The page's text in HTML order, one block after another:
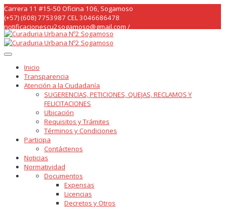
Skip
to
content
Carrera 11 #15-50 Oficina 106, Sogamoso
(+57) (608) 7753987 CEL 3046686478
notificacionescu2sogamoso@gmail.com /
curaduria2sogamoso@gmail.com /
Inicio
Transparencia
Atención a la Ciudadanía
SUGERENCIAS, PETICIONES, QUEJAS, RECLAMOS Y
FELICITACIONES
Ubicación
Requisitos y Trámites
Términos y Condiciones
Participa
Contáctenos
Noticias
Normatividad
Documentos
Expensas
Licencias
Decretos y Otros